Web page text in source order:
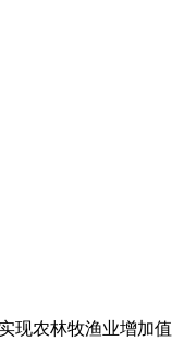
农林牧渔业增加值